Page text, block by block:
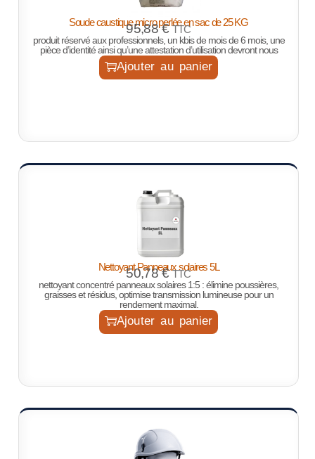
Soude caustique micro perlée en sac de 25 KG
95,88€ TTC
produit réservé aux professionnels, un kbis de mois de 6 mois, une
pièce d’identité ainsi qu’une attestation d’utilisation devront nous
Ajouter au panier
Nettoyant Panneaux solaires 5L
50,78€ TTC
nettoyant concentré panneaux solaires 1:5 : élimine poussières,
graisses et résidus, optimise transmission lumineuse pour un
rendement maximal.
Ajouter au panier